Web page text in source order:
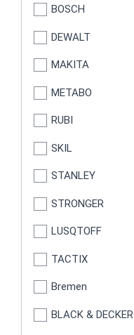
BOSCH
DEWALT
MAKITA
METABO
RUBI
SKIL
STANLEY
STRONGER
LUSQTOFF
TACTIX
Bremen
BLACK & DECKER